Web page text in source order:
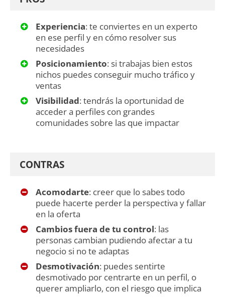
Experiencia: te conviertes en un experto
en ese perfil y en cómo resolver sus
necesidades
Posicionamiento: si trabajas bien estos
nichos puedes conseguir mucho tráfico y
ventas
Visibilidad: tendrás la oportunidad de
acceder a perfiles con grandes
comunidades sobre las que impactar
CONTRAS
Acomodarte: creer que lo sabes todo
puede hacerte perder la perspectiva y fallar
en la oferta
Cambios fuera de tu control: las
personas cambian pudiendo afectar a tu
negocio si no te adaptas
Desmotivación: puedes sentirte
desmotivado por centrarte en un perfil, o
querer ampliarlo, con el riesgo que implica